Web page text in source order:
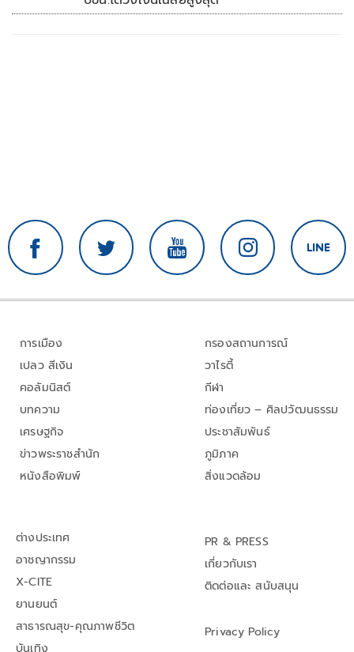
การเมือง
เปลว สีเงิน
คอลัมนิสต์
บทความ
เศรษฐกิจ
ข่าวพระราชสำนัก
หนังสือพิมพ์
กรองสถานการณ์
วาไรตี้
กีฬา
ท่องเที่ยว – ศิลปวัฒนธรรม
ประชาสัมพันธ์
ภูมิภาค
สิ่งแวดล้อม
ต่างประเทศ
อาชญากรรม
X-CITE
ยานยนต์
สาธารณสุข-คุณภาพชีวิต
บันเทิง
PR & PRESS
เกี่ยวกับเรา
ติดต่อและ สนับสนุน
Privacy Policy